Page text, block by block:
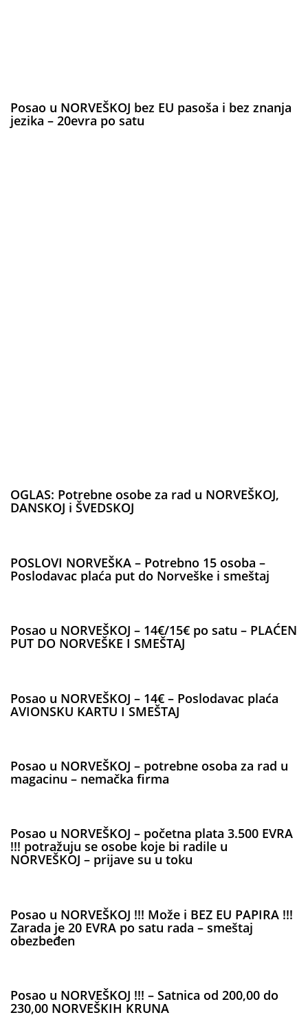
Posao u NORVEŠKOJ bez EU pasoša i bez znanja
jezika – 20evra po satu
OGLAS: Potrebne osobe za rad u NORVEŠKOJ,
DANSKOJ i ŠVEDSKOJ
POSLOVI NORVEŠKA – Potrebno 15 osoba –
Poslodavac plaća put do Norveške i smeštaj
Posao u NORVEŠKOJ – 14€/15€ po satu – PLAĆEN
PUT DO NORVEŠKE I SMEŠTAJ
Posao u NORVEŠKOJ – 14€ – Poslodavac plaća
AVIONSKU KARTU I SMEŠTAJ
Posao u NORVEŠKOJ – potrebne osoba za rad u
magacinu – nemačka firma
Posao u NORVEŠKOJ – početna plata 3.500 EVRA
!!! potražuju se osobe koje bi radile u
NORVEŠKOJ – prijave su u toku
Posao u NORVEŠKOJ !!! Može i BEZ EU PAPIRA !!!
Zarada je 20 EVRA po satu rada – smeštaj
obezbeđen
Posao u NORVEŠKOJ !!! – Satnica od 200,00 do
230,00 NORVEŠKIH KRUNA